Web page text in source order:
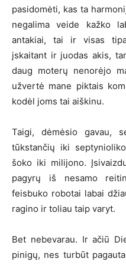
pasidomėti, kas ta
negalima veide kažko
antakiai, tai ir visas
įskaitant ir juodas akis,
daug moterų nenorėjo
užvertė mane piktais
kodėl joms tai aiškinu.
Taigi, dėmėsio gavau,
tūkstančių iki
šoko iki milijono.
pagyrų iš nesamo
feisbuko robotai labai
ragino ir toliau taip varyt.
Bet nebevarau. Ir ačiū
pinigų, nes turbūt